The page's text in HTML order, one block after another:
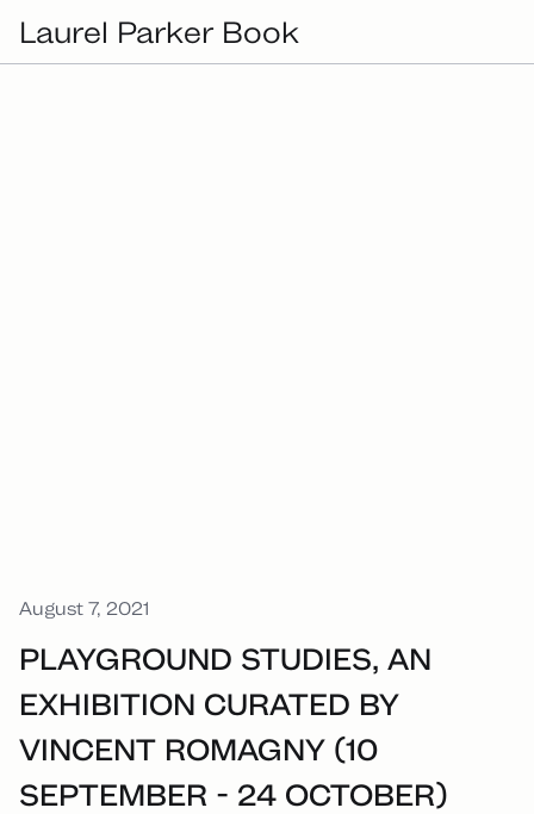
Laurel Parker Book
August 7, 2021
PLAYGROUND STUDIES, AN
EXHIBITION CURATED BY
VINCENT ROMAGNY (10
SEPTEMBER - 24 OCTOBER)